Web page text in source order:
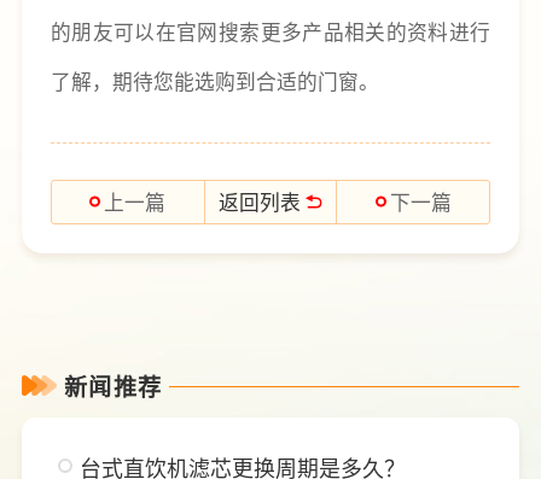
的朋友可以在官网搜索更多产品相关的资料进行
了解，期待您能选购到合适的门窗。
上一篇 返回列表 下一篇
新闻推荐
台式直饮机滤芯更换周期是多久？